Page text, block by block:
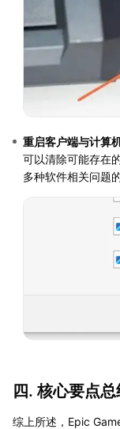
重启客户端与计算
可以清除可能存在
多种软件相关问题
四. 核心要点总
综上所述，Epic